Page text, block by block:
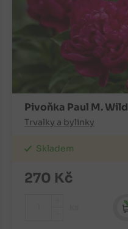
Pivoňka Paul M. Wild
Trvalky a bylinky
Skladem
270 Kč